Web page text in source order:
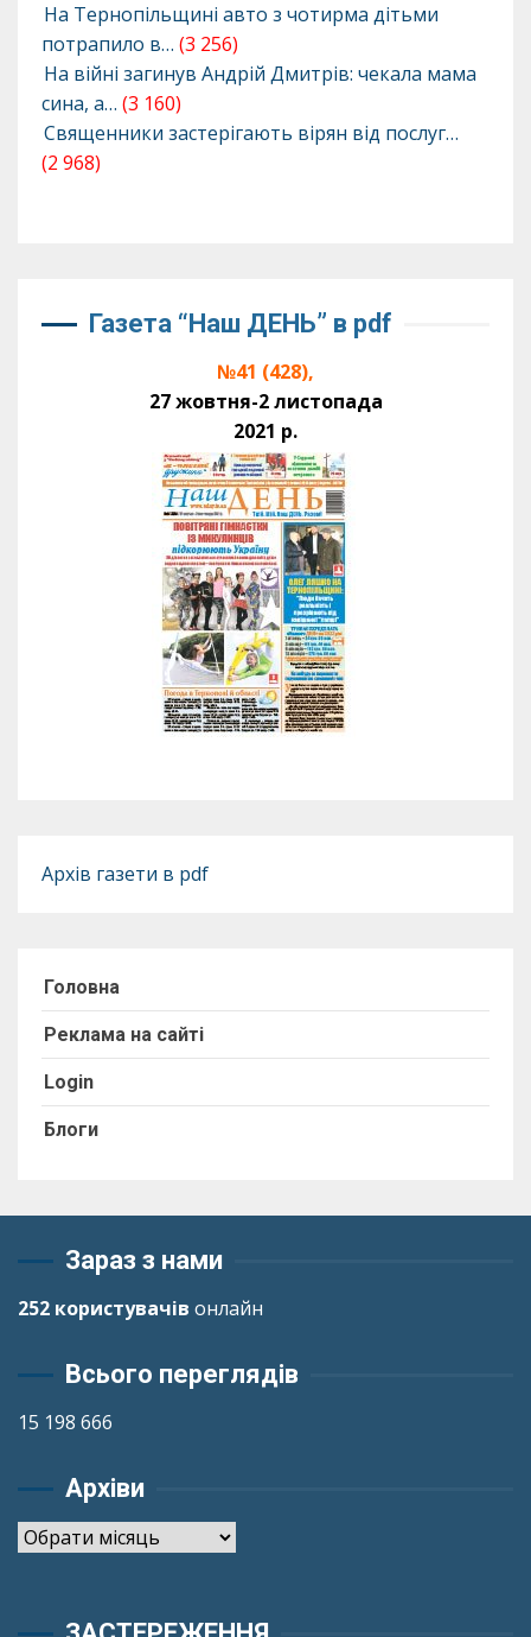
На Тернопільщині авто з чотирма дітьми
потрапило в… (3 256)
На війні загинув Андрій Дмитрів: чекала мама
сина, а… (3 160)
Священники застерігають вірян від послуг…
(2 968)
Газета “Наш ДЕНЬ” в pdf
№41 (428),
27 жовтня-2 листопада
2021 р.
Архів газети в pdf
Головна
Реклама на сайті
Login
Блоги
Зараз з нами
252 користувачів онлайн
Всього переглядів
15 198 666
Архіви
Архіви